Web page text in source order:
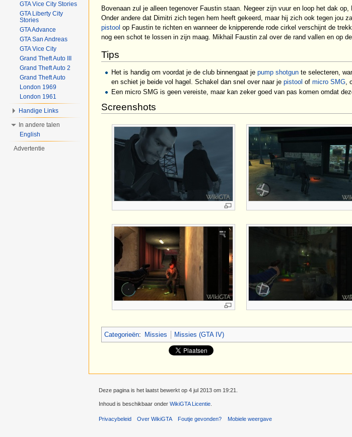
Bovenaan zul je alleen tegenover Faustin staan. Negeer zijn vuur en loop het dak
Onder andere dat Dimitri zich tegen hem heeft gekeerd, maar hij zich ook tegen jou
pistool op Faustin te richten en wanneer de knipperende rode cirkel verschijnt de
nog een schot te lossen in zijn maag. Mikhail Faustin zal over de rand vallen en op
Tips
Het is handig om voordat je de club binnengaat jepump shotgun te selecteren,
en schiet je beide vol hagel. Schakel dan snel over naar jepistool ofmicro SMG,
Een micro SMG is geen vereiste, maar kan zeker goed van pas komen omdat
Screenshots
Categorieën: Missies Missies (GTA IV)
GTA Vice City Stories
GTA Liberty City
Stories
GTA Advance
GTA San Andreas
GTA Vice City
Grand Theft Auto III
Grand Theft Auto 2
Grand Theft Auto
London 1969
London 1961
Handige Links
In andere talen
English
Advertentie
Deze pagina is het laatst bewerkt op 4 jul 2013 om 19:21.
Inhoud is beschikbaar onder WikiGTA Licentie
Privacybeleid Over WikiGTA Foutje gevonden? Mobiele weergave